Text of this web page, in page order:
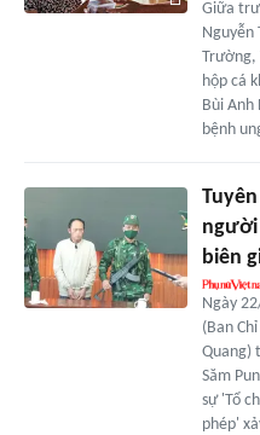
Giữa
Nguyễn
Trường,
hộp cá
Bùi Anh
bệnh
người
biên
Ngày
(Ban
Quang)
Săm
sự 'Tổ
phép'